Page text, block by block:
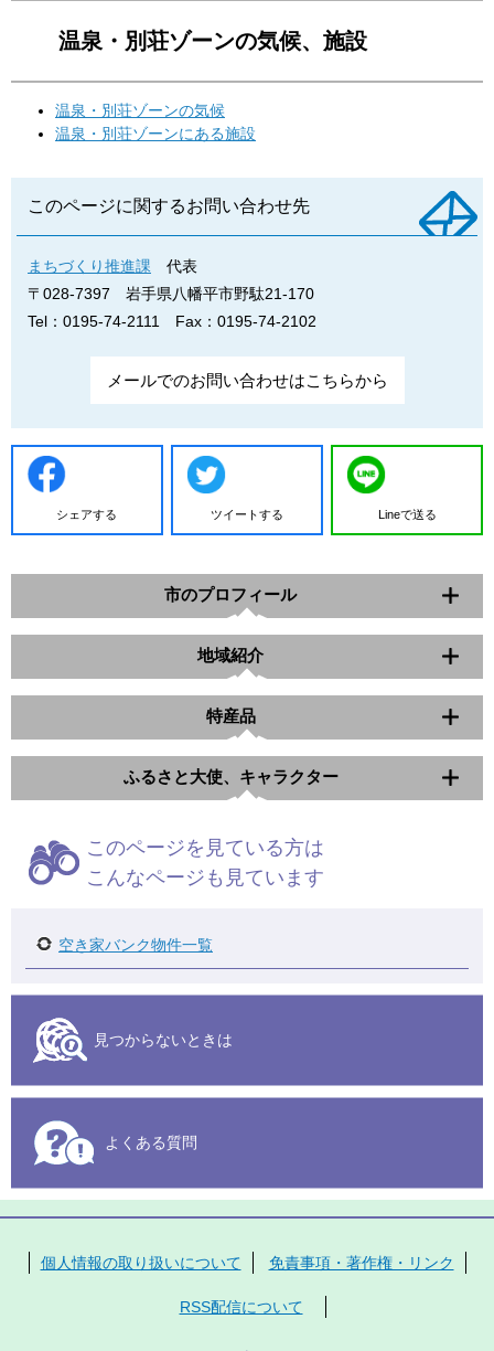
温泉・別荘ゾーンの気候、施設
温泉・別荘​ゾーンの気候
温泉・別荘​ゾーンにある施設
このページに関するお問い合わせ先
まちづくり推進課
代表
〒028-7397
岩手県八幡平市野駄21-170
Tel：0195-74-2111
Fax：0195-74-2102
メールでのお問い合わせはこちらから
シェアする ツイートする Lineで送る
市のプロフィール
地域紹介
特産品
ふるさと大使、キャラクター
このページを見ている方は
こんなページも見ています
空き家バンク物件一覧
見つからないときは
よくある質問
個人情報の取り扱いについて 免責事項・著作権・リンク
RSS配信について